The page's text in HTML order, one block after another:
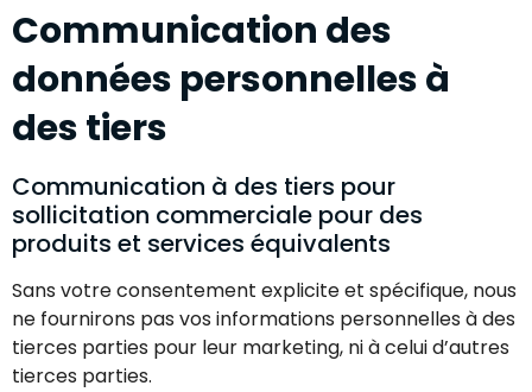
Communication des
données personnelles à
des tiers
Communication à des tiers pour
sollicitation commerciale pour des
produits et services équivalents
Sans votre consentement explicite et spécifique, nous
ne fournirons pas vos informations personnelles à des
tierces parties pour leur marketing, ni à celui d’autres
tierces parties.